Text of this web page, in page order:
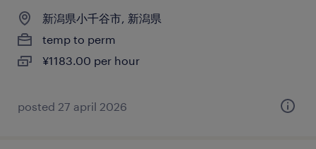
新潟県小千谷市, 新潟県
temp to perm
¥1183.00 per hour
posted 27 april 2026